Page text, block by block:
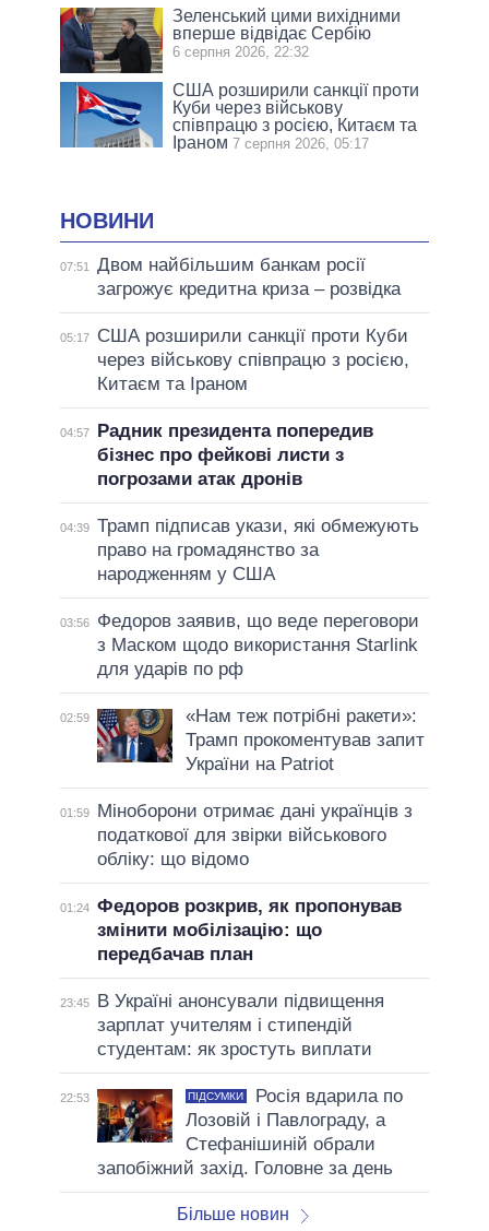
Зеленський цими вихідними
вперше відвідає Сербію
6 серпня 2026, 22:32
США розширили санкції проти
Куби через військову
співпрацю з росією, Китаєм та
Іраном 7 серпня 2026, 05:17
НОВИНИ
07:51
Двом найбільшим банкам росії
загрожує кредитна криза – розвідка
05:17
США розширили санкції проти Куби
через військову співпрацю з росією,
Китаєм та Іраном
04:57
Радник президента попередив
бізнес про фейкові листи з
погрозами атак дронів
04:39 Трамп підписав укази, які обмежують
право на громадянство за
народженням у США
03:56
Федоров заявив, що веде переговори
з Маском щодо використання Starlink
для ударів по рф
02:59
«Нам теж потрібні ракети»:
Трамп прокоментував запит
України на Patriot
01:59
Міноборони отримає дані українців з
податкової для звірки військового
обліку: що відомо
01:24 Федоров розкрив, як пропонував
змінити мобілізацію: що
передбачав план
23:45
В Україні анонсували підвищення
зарплат учителям і стипендій
студентам: як зростуть виплати
22:53 ПІДСУМКИ
Росія вдарила по
Лозовій і Павлограду, а
Стефанішиній обрали
запобіжний захід. Головне за день
Більше новин